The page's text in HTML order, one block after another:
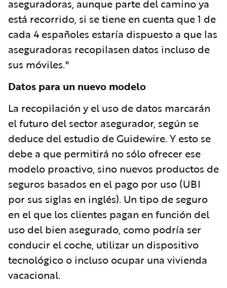
aseguradoras, aunque parte del camino ya
está recorrido, si se tiene en cuenta que 1 de
cada 4 españoles estaría dispuesto a que las
aseguradoras recopilasen datos incluso de
sus móviles."
Datos para un nuevo modelo
La recopilación y el uso de datos marcarán
el futuro del sector asegurador, según se
deduce del estudio de Guidewire. Y esto se
debe a que permitirá no sólo ofrecer ese
modelo proactivo, sino nuevos productos de
seguros basados en el pago por uso (UBI
por sus siglas en inglés). Un tipo de seguro
en el que los clientes pagan en función del
uso del bien asegurado, como podría ser
conducir el coche, utilizar un dispositivo
tecnológico o incluso ocupar una vivienda
vacacional.